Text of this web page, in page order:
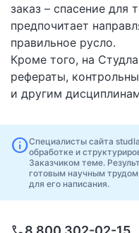
заказ – спасение для
предпочитает
правильное русло.
Кроме того, на
рефераты,
и другим
infoСпециалисты сайта
обработке и
Заказчиком теме.
готовым научным
для его написания.